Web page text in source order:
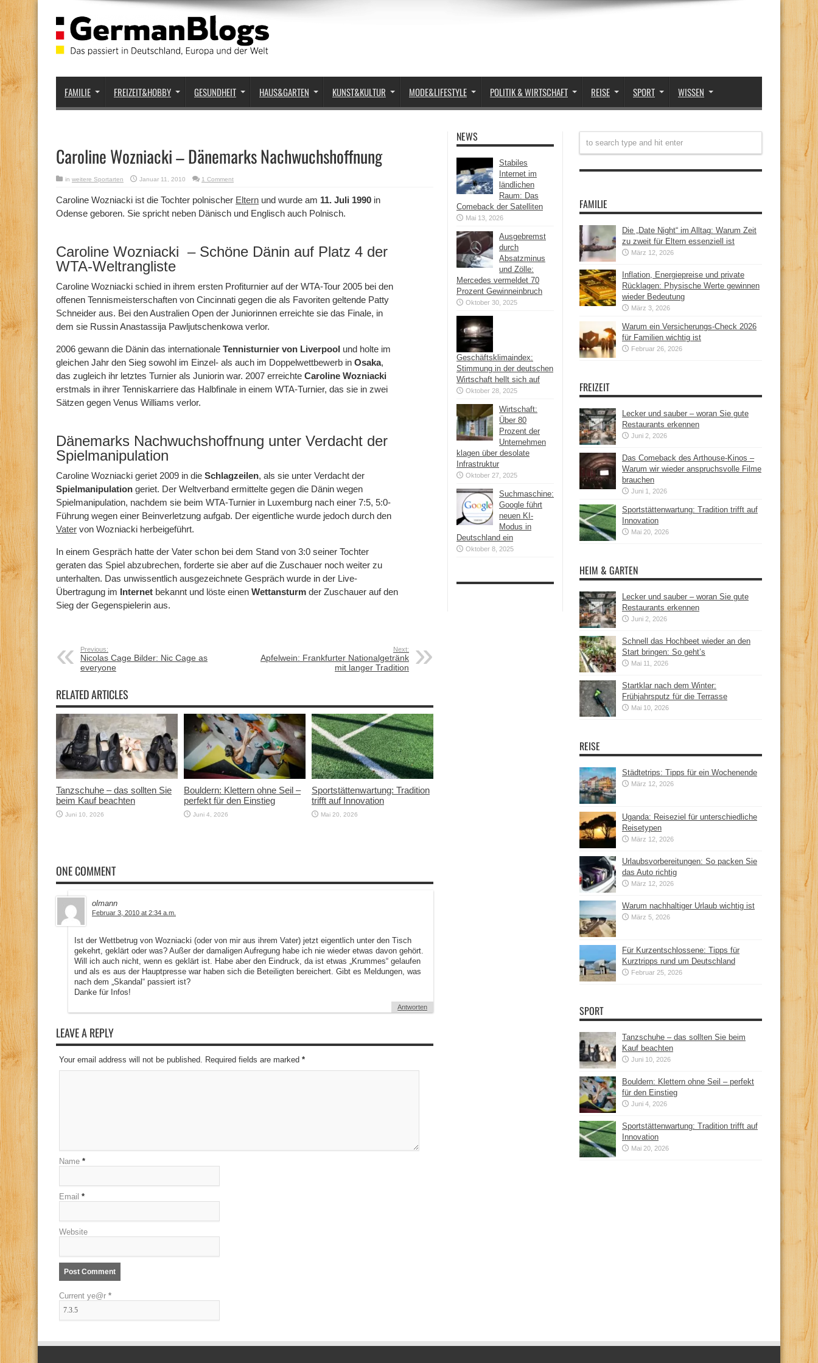
FAMILIE FREIZEIT&HOBBY GESUNDHEIT HAUS&GARTEN KUNST&KULTUR MODE&LIFESTYLE POLITIK & WIRTSCHAFT REISE SPORT WISSEN
Caroline Wozniacki – Dänemarks Nachwuchshoffnung
in weitere Sportarten Januar 11, 2010 1 Comment
Caroline Wozniacki ist die Tochter polnischer Eltern und wurde am 11. Juli 1990 in
Odense geboren. Sie spricht neben Dänisch und Englisch auch Polnisch.
Caroline Wozniacki – Schöne Dänin auf Platz 4 der
WTA-Weltrangliste
Caroline Wozniacki schied in ihrem ersten Profiturnier auf der WTA-Tour 2005 bei den
offenen Tennismeisterschaften von Cincinnati gegen die als Favoriten geltende Patty
Schneider aus. Bei den Australien Open der Juniorinnen erreichte sie das Finale, in
dem sie Russin Anastassija Pawljutschenkowa verlor.
2006 gewann die Dänin das internationale Tennisturnier von Liverpool und holte im
gleichen Jahr den Sieg sowohl im Einzel- als auch im Doppelwettbewerb in Osaka,
das zugleich ihr letztes Turnier als Juniorin war. 2007 erreichte Caroline Wozniacki
erstmals in ihrer Tenniskarriere das Halbfinale in einem WTA-Turnier, das sie in zwei
Sätzen gegen Venus Williams verlor.
Dänemarks Nachwuchshoffnung unter Verdacht der
Spielmanipulation
Caroline Wozniacki geriet 2009 in die Schlagzeilen, als sie unter Verdacht der
Spielmanipulation geriet. Der Weltverband ermittelte gegen die Dänin wegen
Spielmanipulation, nachdem sie beim WTA-Turnier in Luxemburg nach einer 7:5, 5:0-
Führung wegen einer Beinverletzung aufgab. Der eigentliche wurde jedoch durch den
Vater von Wozniacki herbeigeführt.
In einem Gespräch hatte der Vater schon bei dem Stand von 3:0 seiner Tochter
geraten das Spiel abzubrechen, forderte sie aber auf die Zuschauer noch weiter zu
unterhalten. Das unwissentlich ausgezeichnete Gespräch wurde in der Live-
Übertragung im Internet bekannt und löste einen Wettansturm der Zuschauer auf den
Sieg der Gegenspielerin aus.
Previous:
Nicolas Cage Bilder: Nic Cage as
everyone
Next:
Apfelwein: Frankfurter Nationalgetränk
mit langer Tradition
RELATED ARTICLES
Tanzschuhe – das sollten Sie
beim Kauf beachten
Juni 10, 2026
Bouldern: Klettern ohne Seil –
perfekt für den Einstieg
Juni 4, 2026
Sportstättenwartung: Tradition
trifft auf Innovation
Mai 20, 2026
ONE COMMENT
olmann
Februar 3, 2010 at 2:34 a.m.
Ist der Wettbetrug von Wozniacki (oder von mir aus ihrem Vater) jetzt eigentlich unter den Tisch
gekehrt, geklärt oder was? Außer der damaligen Aufregung habe ich nie wieder etwas davon gehört.
Will ich auch nicht, wenn es geklärt ist. Habe aber den Eindruck, da ist etwas „Krummes“ gelaufen
und als es aus der Hauptpresse war haben sich die Beteiligten bereichert. Gibt es Meldungen, was
nach dem „Skandal“ passiert ist?
Danke für Infos!
Antworten
LEAVE A REPLY
Your email address will not be published. Required fields are marked *
Name *
Email *
Website
Current ye@r *
NEWS
Stabiles
Internet im
ländlichen
Raum: Das
Comeback der Satelliten
Mai 13, 2026
Ausgebremst
durch
Absatzminus
und Zölle:
Mercedes vermeldet 70
Prozent Gewinneinbruch
Oktober 30, 2025
Geschäftsklimaindex:
Stimmung in der deutschen
Wirtschaft hellt sich auf
Oktober 28, 2025
Wirtschaft:
Über 80
Prozent der
Unternehmen
klagen über desolate
Infrastruktur
Oktober 27, 2025
Suchmaschine:
Google führt
neuen KI-
Modus in
Deutschland ein
Oktober 8, 2025
FAMILIE
Die „Date Night“ im Alltag: Warum Zeit
zu zweit für Eltern essenziell ist
März 12, 2026
Inflation, Energiepreise und private
Rücklagen: Physische Werte gewinnen
wieder Bedeutung
März 3, 2026
Warum ein Versicherungs-Check 2026
für Familien wichtig ist
Februar 26, 2026
FREIZEIT
Lecker und sauber – woran Sie gute
Restaurants erkennen
Juni 2, 2026
Das Comeback des Arthouse-Kinos –
Warum wir wieder anspruchsvolle Filme
brauchen
Juni 1, 2026
Sportstättenwartung: Tradition trifft auf
Innovation
Mai 20, 2026
HEIM & GARTEN
Lecker und sauber – woran Sie gute
Restaurants erkennen
Juni 2, 2026
Schnell das Hochbeet wieder an den
Start bringen: So geht’s
Mai 11, 2026
Startklar nach dem Winter:
Frühjahrsputz für die Terrasse
Mai 10, 2026
REISE
Städtetrips: Tipps für ein Wochenende
März 12, 2026
Uganda: Reiseziel für unterschiedliche
Reisetypen
März 12, 2026
Urlaubsvorbereitungen: So packen Sie
das Auto richtig
März 12, 2026
Warum nachhaltiger Urlaub wichtig ist
März 5, 2026
Für Kurzentschlossene: Tipps für
Kurztripps rund um Deutschland
Februar 25, 2026
SPORT
Tanzschuhe – das sollten Sie beim
Kauf beachten
Juni 10, 2026
Bouldern: Klettern ohne Seil – perfekt
für den Einstieg
Juni 4, 2026
Sportstättenwartung: Tradition trifft auf
Innovation
Mai 20, 2026